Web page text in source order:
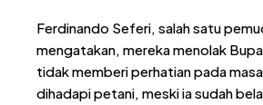
Ferdinando Seferi, salah satu
mengatakan, mereka menolak
tidak memberi perhatian pada
dihadapi petani, meski ia sudah